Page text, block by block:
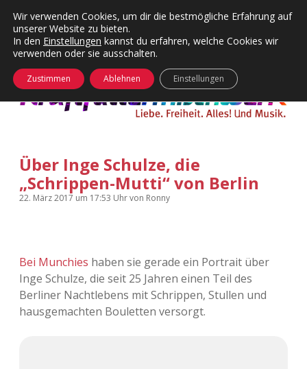
Kategorien
Menü
24 Hours Chilling
Die Wende
KFMW-Disco
kfmw.stuff
Nur mal so
Täglicher Sinnwahn
KFMW-Disco
Dates
Contact
Adventskalender
Adventskalender 2011
Adventskalender 2012
öffnen
Über Inge Schulze, die
„Schrippen-Mutti“ von Berlin
22. März 2017 um 17:53 Uhrvon Ronny
Bei Munchies haben sie gerade ein Portrait über
Inge Schulze, die seit 25 Jahren einen Teil des
Berliner Nachtlebens mit Schrippen, Stullen und
hausgemachten Bouletten versorgt.
Wir verwenden Cookies, um dir die bestmögliche Erfahrung auf
unserer Website zu bieten.
In den Einstellungen kannst du erfahren, welche Cookies wir
verwenden oder sie ausschalten.
Zustimmen Ablehnen Einstellungen